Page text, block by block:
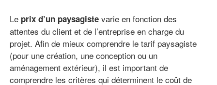
Le prix d’un paysagiste varie en fonction des
attentes du client et de l’entreprise en charge du
projet. Afin de mieux comprendre le tarif paysagiste
(pour une création, une conception ou un
aménagement extérieur), il est important de
comprendre les critères qui déterminent le coût de